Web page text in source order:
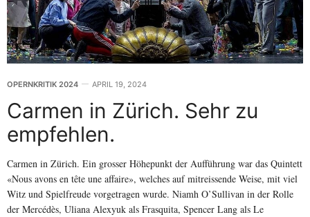
OPERNKRITIK 2024 APRIL 19, 2024
Carmen in Zürich. Sehr zu
empfehlen.
Carmen in Zürich. Ein grosser Höhepunkt der Aufführung war das Quintett
«Nous avons en tête une affaire», welches auf mitreissende Weise, mit viel
Witz und Spielfreude vorgetragen wurde. Niamh O’Sullivan in der Rolle
der Mercédès, Uliana Alexyuk als Frasquita, Spencer Lang als Le